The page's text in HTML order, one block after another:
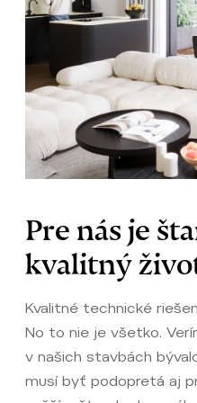
Pre nás je
kvalitný
Kvalitné technické
No to nie je všetko.
v našich stavbách
musí byť podopretá aj